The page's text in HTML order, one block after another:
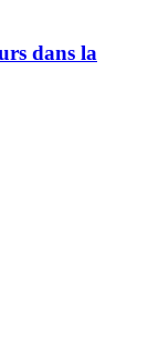
dans la